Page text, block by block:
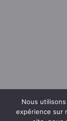
Nous
expérience sur